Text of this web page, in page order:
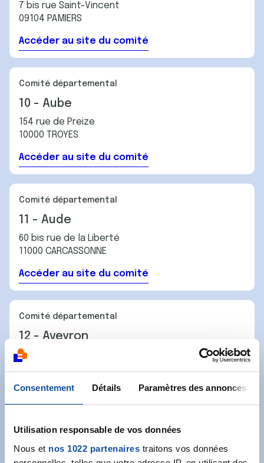
Consentement Détails Paramètres des annonces
Utilisation responsable de vos données
Nous et nos 1022 partenaires traitons vos données
7 bis rue Saint-Vincent
09104 PAMIERS
Accéder au site du comité
Comité départemental
10 - Aube
154 rue de Preize
10000 TROYES
Accéder au site du comité
Comité départemental
11 - Aude
60 bis rue de la Liberté
11000 CARCASSONNE
Accéder au site du comité
Comité départemental
12 - Aveyron
1 Boulevard Flaugergues
Accéder au site du comité